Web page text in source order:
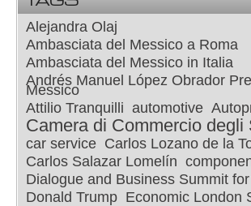
Alejandra Olaj
Ambasciata del Messico a Roma
Ambasciata del Messico in Italia
Andrés Manuel López Obrador
Messico
Attilio Tranquilli automotive
Camera di Commercio degli
car service Carlos Lozano de la
Carlos Salazar Lomelín
Dialogue and Business Summit
Donald Trump Economic London